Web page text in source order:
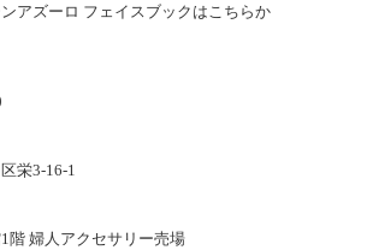
アズーロ フェイスブックはこちらか
栄3-16-1
階 婦人アクセサリー売場